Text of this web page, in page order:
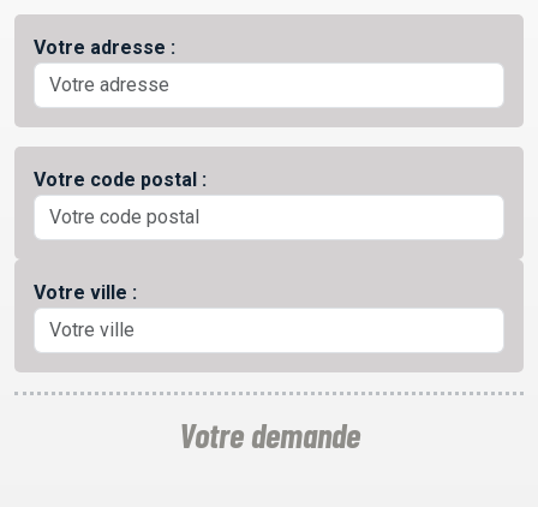
PROJETS
L'ASSO
Votre adresse :
Votre code postal :
Votre ville :
Votre demande